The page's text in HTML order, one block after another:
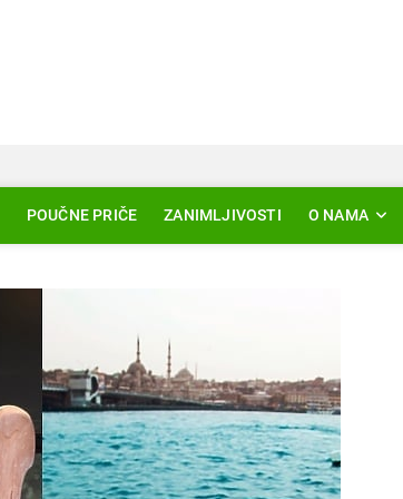
POUČNE PRIČE ZANIMLJIVOSTI O NAMA